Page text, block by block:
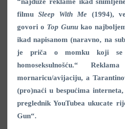
filmuSleep With Me (1994),
govori o Top Gunu kao
ikad napisanom (naravno, na
je priča o momku koji se
homoseksulnošću.“
mornaricu/avijaciju, a
(pro)naći u bespućima
preglednik YouTubea ukucate
Gun“.